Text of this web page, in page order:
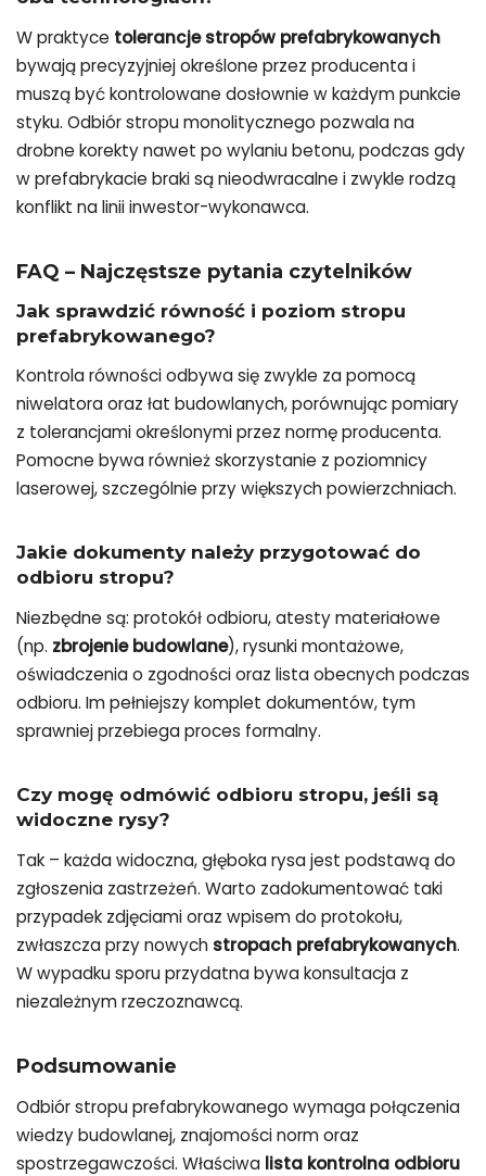
W praktyce tolerancje stropów prefabrykowanych
bywają precyzyjniej określone przez producenta i
muszą być kontrolowane dosłownie w każdym punkcie
styku. Odbiór stropu monolitycznego pozwala na
drobne korekty nawet po wylaniu betonu, podczas gdy
w prefabrykacie braki są nieodwracalne i zwykle rodzą
konflikt na linii inwestor-wykonawca.
FAQ – Najczęstsze pytania czytelników
Jak sprawdzić równość i poziom stropu
prefabrykowanego?
Kontrola równości odbywa się zwykle za pomocą
niwelatora oraz łat budowlanych, porównując pomiary
z tolerancjami określonymi przez normę producenta.
Pomocne bywa również skorzystanie z poziomnicy
laserowej, szczególnie przy większych powierzchniach.
Jakie dokumenty należy przygotować do
odbioru stropu?
Niezbędne są: protokół odbioru, atesty materiałowe
(np. zbrojenie budowlane), rysunki montażowe,
oświadczenia o zgodności oraz lista obecnych podczas
odbioru. Im pełniejszy komplet dokumentów, tym
sprawniej przebiega proces formalny.
Czy mogę odmówić odbioru stropu, jeśli są
widoczne rysy?
Tak – każda widoczna, głęboka rysa jest podstawą do
zgłoszenia zastrzeżeń. Warto zadokumentować taki
przypadek zdjęciami oraz wpisem do protokołu,
zwłaszcza przy nowych stropach prefabrykowanych.
W wypadku sporu przydatna bywa konsultacja z
niezależnym rzeczoznawcą.
Podsumowanie
Odbiór stropu prefabrykowanego wymaga połączenia
wiedzy budowlanej, znajomości norm oraz
spostrzegawczości. Właściwa lista kontrolna odbioru